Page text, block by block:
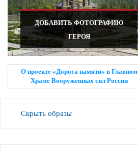
ДОБАВИТЬ ФОТОГРАФИЮ
ГЕРОЯ
О проекте «Дорога памяти» в Главном
Храме Вооруженных сил России
Скрыть образы